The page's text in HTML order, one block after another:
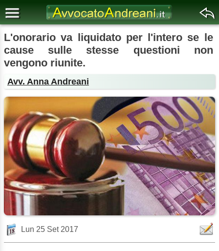
L'onorario va liquidato per l'intero se le
cause sulle stesse questioni non
vengono riunite.
Avv. Anna Andreani
Lun 25 Set 2017